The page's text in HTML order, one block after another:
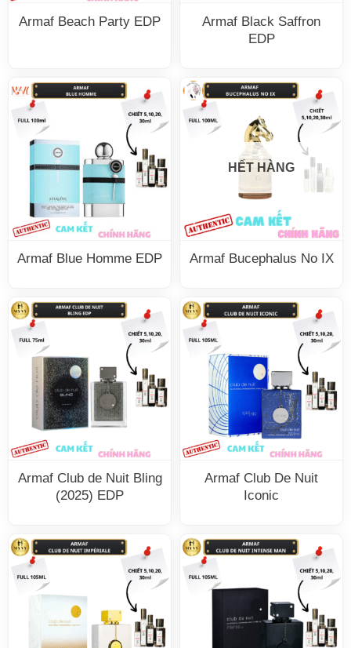
Armaf Beach Party EDP
Armaf Black Saffron
EDP
Armaf Blue Homme EDP
HẾT HÀNG
Armaf Bucephalus No IX
Armaf Club de Nuit Bling
(2025) EDP
Armaf Club De Nuit
Iconic